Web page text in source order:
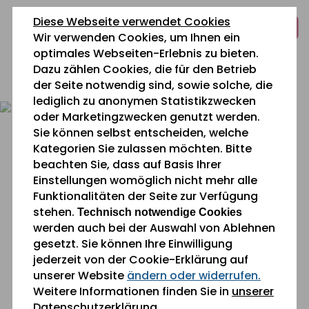
Diese Webseite verwendet Cookies
Wir verwenden Cookies, um Ihnen ein
optimales Webseiten-Erlebnis zu bieten.
Dazu zählen Cookies, die für den Betrieb
der Seite notwendig sind, sowie solche, die
lediglich zu anonymen Statistikzwecken
oder Marketingzwecken genutzt werden.
Sie können selbst entscheiden, welche
Kategorien Sie zulassen möchten. Bitte
beachten Sie, dass auf Basis Ihrer
Einstellungen womöglich nicht mehr alle
Funktionalitäten der Seite zur Verfügung
stehen. Technisch notwendige Cookies
werden auch bei der Auswahl von Ablehnen
gesetzt. Sie können Ihre Einwilligung
jederzeit von der Cookie-Erklärung auf
unserer Website ändern oder widerrufen.
Weitere Informationen finden Sie in unserer
zum
Inhalt
springen
zur
Navigation
springen
zum
Fußbereich
springen
0 26 42 40 60
Sie befinden sich gerade hier:Aktuelles